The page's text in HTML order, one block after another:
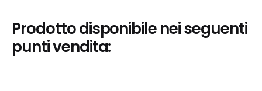
Prodotto disponibile nei seguenti
punti vendita: